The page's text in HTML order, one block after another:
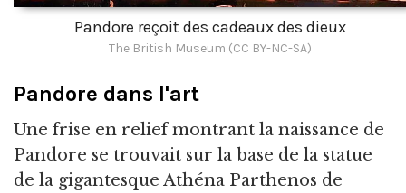
Pandore reçoit des cadeaux des dieux
The British Museum (CC BY-NC-SA)
Pandore dans l'art
Une frise en relief montrant la naissance de
Pandore se trouvait sur la base de la statue
de la gigantesque Athéna Parthenos de